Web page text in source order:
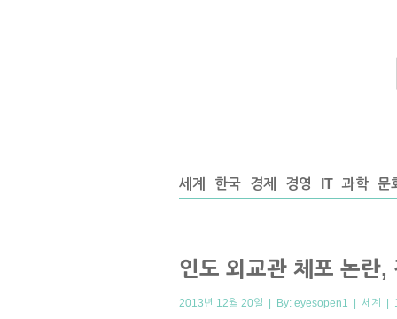
세계 한국 경제 경영 IT 과학 문
인도 외교관 체포 논란
2013년 12월 20일 | By: eyesopen1 | 세계 |